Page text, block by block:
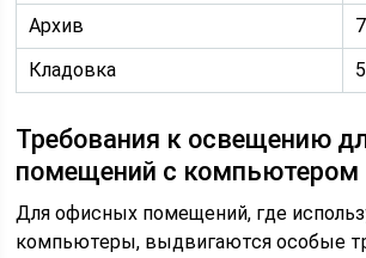
Архив
Кладовка
Требования к освещению
помещений с компьютером
Для офисных помещений, где
компьютеры, выдвигаются особые